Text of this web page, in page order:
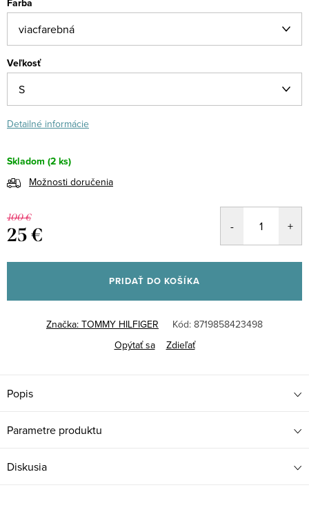
Farba
Veľkosť
Detailné informácie
Skladom (2 ks)
Možnosti doručenia
100 €
25 €
cena:
PRIDAŤ DO KOŠÍKA
Značka: TOMMY HILFIGER Kód: 8719858423498
Opýtať sa
Zdieľať
Popis
Parametre produktu
Diskusia